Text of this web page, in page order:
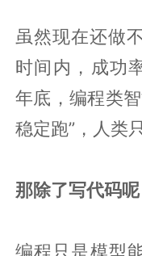
虽然现在还做
时间内，成功
年底，编程类
稳定跑”，人类
那除了写代码呢
编程只是模型